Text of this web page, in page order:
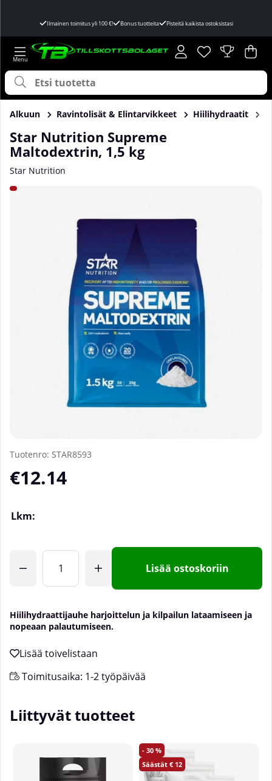
Ilmainen toimitus yli 100 €! Bonus tuotteita Pisteitä kaikista ostoksistasi
Toivelista
Lukumäärä
. .
Alkuun Ravintolisät & Elintarvikkeet Hiilihydraatit
Star Nutrition Supreme
Maltodextrin, 1,5 kg
Star Nutrition
Tuotekuvat Star Nutrition Supreme Maltodextrin, 1,5 kg
Tuotenro: STAR8593
€12.14
Lkm:
Lisää ostoskoriin
Hiilihydraattijauhe harjoittelun ja kilpailun lataamiseen ja
nopeaan palautumiseen.
Toimitusaika: 1-2 työpäivää
Liittyvät tuotteet
30
12